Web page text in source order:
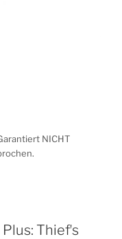
NICHT
Thiefʼs